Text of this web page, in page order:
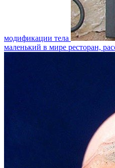
модификации тела
маленький в мире ресторан,